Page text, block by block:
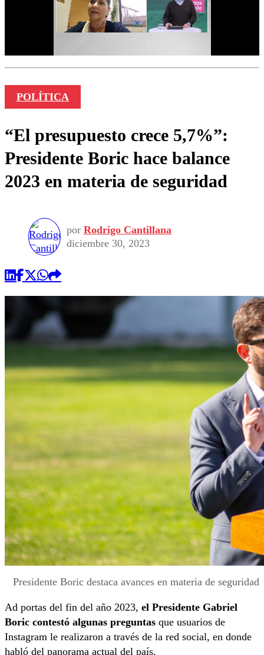
POLÍTICA
“El presupuesto crece 5,7%”:
Presidente Boric hace balance
2023 en materia de seguridad
por Rodrigo Cantillana
diciembre 30, 2023
Presidente Boric destaca avances en materia de seguridad
Ad portas del fin del año 2023, el Presidente Gabriel
Boric contestó algunas preguntas que usuarios de
Instagram le realizaron a través de la red social, en donde
habló del panorama actual del país.